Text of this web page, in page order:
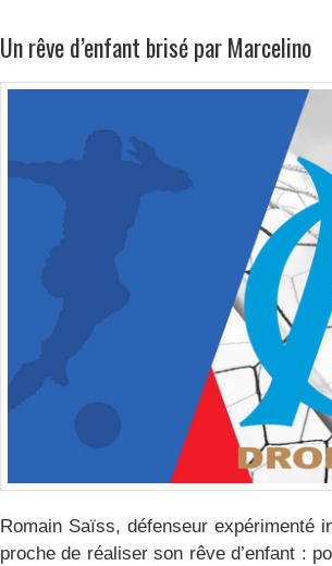
Un rêve d’enfant brisé par Marcelino
Romain Saïss, défenseur expérimenté
proche de réaliser son rêve d’enfant :